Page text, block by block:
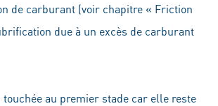
de carburant (voir chapitre « Friction
due à un excès de carburant
touchée au premier stade car elle reste